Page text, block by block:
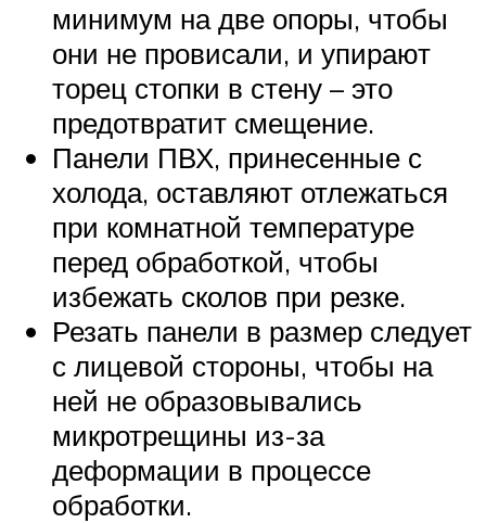
минимум на две опоры, чтобы
они не провисали, и упирают
торец стопки в стену – это
предотвратит смещение.
Панели ПВХ, принесенные с
холода, оставляют отлежаться
при комнатной температуре
перед обработкой, чтобы
избежать сколов при резке.
Резать панели в размер следует
с лицевой стороны, чтобы на
ней не образовывались
микротрещины из-за
деформации в процессе
обработки.